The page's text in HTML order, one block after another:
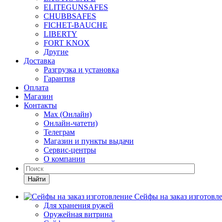
ELITEGUNSAFES
CHUBBSAFES
FICHET-BAUCHE
LIBERTY
FORT KNOX
Другие
Доставка
Разгрузка и установка
Гарантия
Оплата
Магазин
Контакты
Max (Онлайн)
Онлайн-чатети)
Телеграм
Магазин и пункты выдачи
Сервис-центры
О компании
Найти
Сейфы на заказ
Для хранения ружей
Оружейная витрина